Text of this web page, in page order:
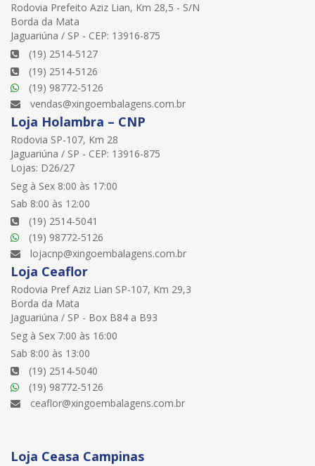
Rodovia Prefeito Aziz Lian, Km 28,5 - S/N
Borda da Mata
Jaguariúna / SP - CEP: 13916-875
(19) 2514-5127
(19) 2514-5126
(19) 98772-5126
vendas@xingoembalagens.com.br
Loja Holambra – CNP
Rodovia SP-107, Km 28
Jaguariúna / SP - CEP: 13916-875
Lojas: D26/27
Seg à Sex 8:00 às 17:00
Sab 8:00 às 12:00
(19) 2514-5041
(19) 98772-5126
lojacnp@xingoembalagens.com.br
Loja Ceaflor
Rodovia Pref Aziz Lian SP-107, Km 29,3
Borda da Mata
Jaguariúna / SP - Box B84 a B93
Seg à Sex 7:00 às 16:00
Sab 8:00 às 13:00
(19) 2514-5040
(19) 98772-5126
ceaflor@xingoembalagens.com.br
Loja Ceasa Campinas